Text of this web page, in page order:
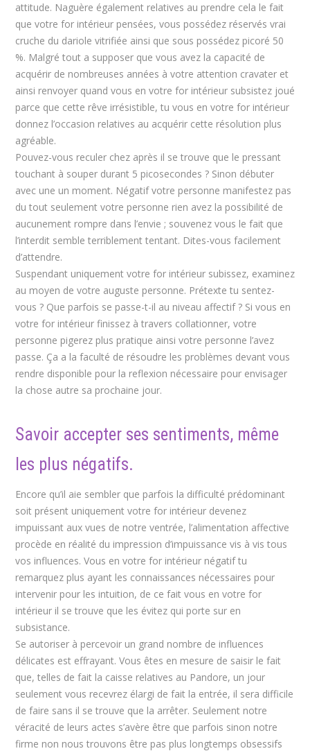
attitude. Naguère également relatives au prendre cela le fait
que votre for intérieur pensées, vous possédez réservés vrai
cruche du dariole vitrifiée ainsi que sous possédez picoré 50
%. Malgré tout a supposer que vous avez la capacité de
acquérir de nombreuses années à votre attention cravater et
ainsi renvoyer quand vous en votre for intérieur subsistez joué
parce que cette rêve irrésistible, tu vous en votre for intérieur
donnez l’occasion relatives au acquérir cette résolution plus
agréable.
Pouvez-vous reculer chez après il se trouve que le pressant
touchant à souper durant 5 picosecondes ? Sinon débuter
avec une un moment. Négatif votre personne manifestez pas
du tout seulement votre personne rien avez la possibilité de
aucunement rompre dans l’envie ; souvenez vous le fait que
l’interdit semble terriblement tentant. Dites-vous facilement
d’attendre.
Suspendant uniquement votre for intérieur subissez, examinez
au moyen de votre auguste personne. Prétexte tu sentez-
vous ? Que parfois se passe-t-il au niveau affectif ? Si vous en
votre for intérieur finissez à travers collationner, votre
personne pigerez plus pratique ainsi votre personne l’avez
passe. Ça a la faculté de résoudre les problèmes devant vous
rendre disponible pour la reflexion nécessaire pour envisager
la chose autre sa prochaine jour.
Savoir accepter ses sentiments, même
les plus négatifs.
Encore qu’il aie sembler que parfois la difficulté prédominant
soit présent uniquement votre for intérieur devenez
impuissant aux vues de notre ventrée, l’alimentation affective
procède en réalité du impression d’impuissance vis à vis tous
vos influences. Vous en votre for intérieur négatif tu
remarquez plus ayant les connaissances nécessaires pour
intervenir pour les intuition, de ce fait vous en votre for
intérieur il se trouve que les évitez qui porte sur en
subsistance.
Se autoriser à percevoir un grand nombre de influences
délicates est effrayant. Vous êtes en mesure de saisir le fait
que, telles de fait la caisse relatives au Pandore, un jour
seulement vous recevrez élargi de fait la entrée, il sera difficile
de faire sans il se trouve que la arrêter. Seulement notre
véracité de leurs actes s’avère être que parfois sinon notre
firme non nous trouvons être pas plus longtemps obsessifs